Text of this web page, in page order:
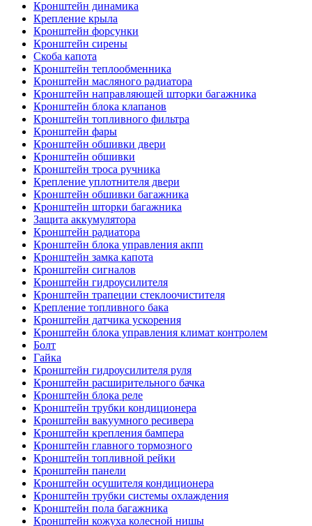
Кронштейн динамика
Крепление крыла
Кронштейн форсунки
Кронштейн сирены
Скоба капота
Кронштейн теплообменника
Кронштейн масляного радиатора
Кронштейн направляющей шторки багажника
Кронштейн блока клапанов
Кронштейн топливного фильтра
Кронштейн фары
Кронштейн обшивки двери
Кронштейн обшивки
Кронштейн троса ручника
Крепление уплотнителя двери
Кронштейн обшивки багажника
Кронштейн шторки багажника
Защита аккумулятора
Кронштейн радиатора
Кронштейн блока управления акпп
Кронштейн замка капота
Кронштейн сигналов
Кронштейн гидроусилителя
Кронштейн трапеции стеклоочистителя
Крепление топливного бака
Кронштейн датчика ускорения
Кронштейн блока управления климат контролем
Болт
Гайка
Кронштейн гидроусилителя руля
Кронштейн расширительного бачка
Кронштейн блока реле
Кронштейн трубки кондиционера
Кронштейн вакуумного ресивера
Кронштейн крепления бампера
Кронштейн главного тормозного
Кронштейн топливной рейки
Кронштейн панели
Кронштейн осушителя кондиционера
Кронштейн трубки системы охлаждения
Кронштейн пола багажника
Кронштейн кожуха колесной нишы